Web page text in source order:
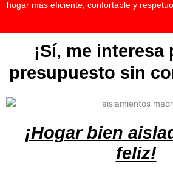
hogar más eficiente, confortable y
¡Sí, me interesa
presupuesto sin
¡Hogar bien
feliz!